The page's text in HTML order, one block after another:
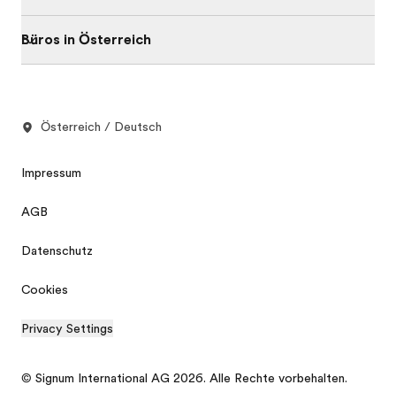
Büros in Österreich
Österreich / Deutsch
Impressum
AGB
Datenschutz
Cookies
Privacy Settings
© Signum International AG 2026. Alle Rechte vorbehalten.